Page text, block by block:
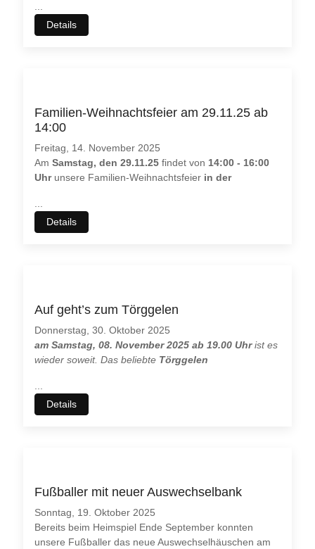
Details
Familien-Weihnachtsfeier am 29.11.25 ab
14:00
Freitag, 14. November 2025
AmSamstag, den 29.11.25 findet von 14:00 - 16:00
Uhrunsere Familien-Weihnachtsfeier in der
Details
Auf geht’s zum Törggelen
Donnerstag, 30. Oktober 2025
am Samstag, 08. November 2025 ab 19.00 Uhrist es
wieder soweit. Das beliebte Törggelen
Details
Fußballer mit neuer Auswechselbank
Sonntag, 19. Oktober 2025
Bereits beim Heimspiel Ende September konnten
unsere Fußballer das neue Auswechselhäuschen am